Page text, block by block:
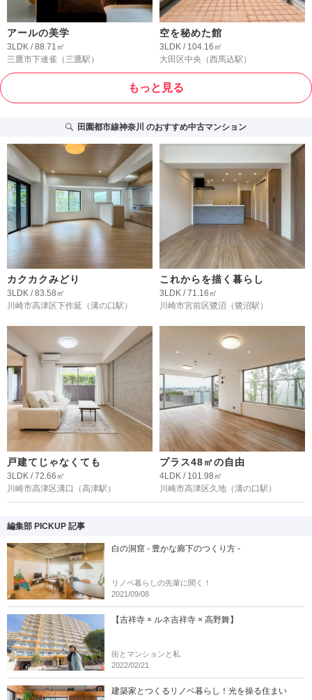
アールの美学
3LDK / 88.71㎡
三鷹市下連雀 （三鷹駅）
空を秘めた館
3LDK / 104.16㎡
大田区中央 （西馬込駅）
もっと見る
田園都市線神奈川 のおすすめ中古マンション
カクカクみどり
3LDK / 83.58㎡
川崎市高津区下作延 （溝の口駅）
これからを描く暮らし
3LDK / 71.16㎡
川崎市宮前区鷺沼 （鷺沼駅）
戸建てじゃなくても
3LDK / 72.66㎡
川崎市高津区溝口
（高津駅）
プラス48㎡の自由
4LDK / 101.98㎡
川崎市高津区久地 （溝の口駅）
編集部 PICKUP 記事
白の洞窟 - 豊かな廊下のつくり方 -
リノベ暮らしの先輩に聞く！
2021/09/08
【吉祥寺 × ルネ吉祥寺 × 高野舞】
街とマンションと私
2022/02/21
建築家とつくるリノベ暮らし！光を操る住まい